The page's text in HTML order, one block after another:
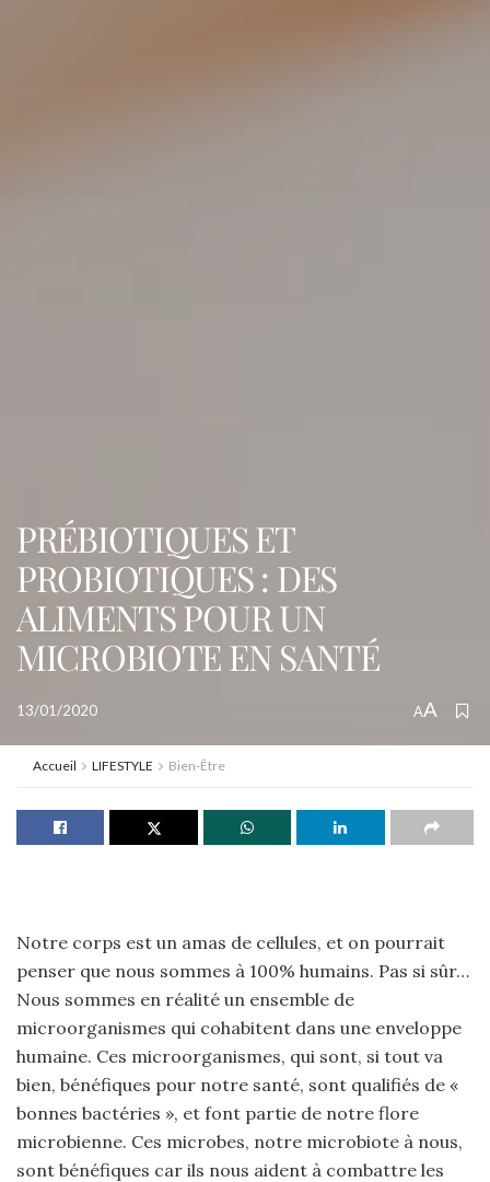
PRÉBIOTIQUES ET
PROBIOTIQUES : DES
ALIMENTS POUR UN
MICROBIOTE EN SANTÉ
13/01/2020 AA
Accueil LIFESTYLE Bien-Être
Notre corps est un amas de cellules, et on pourrait
penser que nous sommes à 100% humains. Pas si sûr…
Nous sommes en réalité un ensemble de
microorganismes qui cohabitent dans une enveloppe
humaine. Ces microorganismes, qui sont, si tout va
bien, bénéfiques pour notre santé, sont qualifiés de «
bonnes bactéries », et font partie de notre flore
microbienne. Ces microbes, notre microbiote à nous,
sont bénéfiques car ils nous aident à combattre les